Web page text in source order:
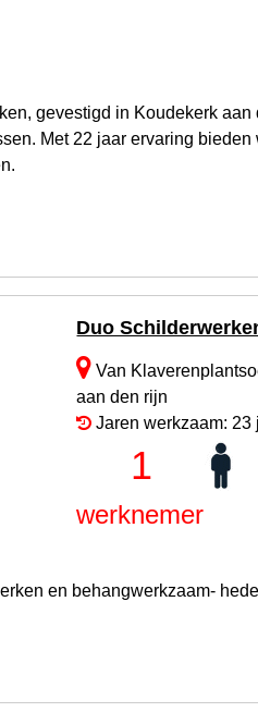
gevestigd in Koudekerk
Met 22 jaar ervaring
Duo
Van
aan den rijn
Jaren werkzaam: 23
1
werknemer
en behangwerkzaam-